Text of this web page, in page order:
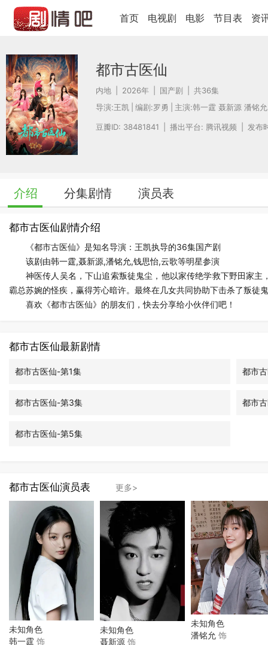
首页 电视剧 电影 节目表 资
都市古医仙
内地 2026年 国产剧
共36集
导演:王凯 编剧:罗勇 主演:韩一霆 聂新源 潘铭允
豆瓣ID: 38481841 播出平台: 腾讯视频 发布
介绍 分集剧情 演员表
都市古医仙剧情介绍
《都市古医仙》是知名导演：王凯执导的36集国产剧
该剧由韩一霆,聂新源,潘铭允,钱思怡,云歌等明星参演
神医传人吴名，下山追索叛徒鬼尘，他以家传绝学救下野田家
霸总苏婉的怪疾，赢得芳心暗许。最终在几女共同协助下击杀了叛徒
喜欢《都市古医仙》的朋友们，快去分享给小伙伴们吧！
都市古医仙最新剧情
都市古医仙-第1集 都市
都市古医仙-第3集 都市
都市古医仙-第5集
都市古医仙演员表 更多>
未知角色
韩一霆 饰
未知角色
聂新源 饰
未知角色
潘铭允 饰